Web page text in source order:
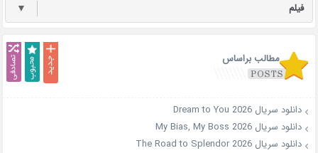
فیلم ▼
مطالب براساس
دانلود سریال Dream to You 2026
دانلود سریال My Bias, My Boss 2026
دانلود سریال The Road to Splendor 2026